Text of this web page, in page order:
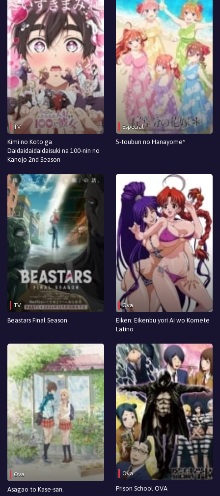
TV
Kimi no Koto ga
Daidaidaidaidaisuki na 100-nin no
Kanojo 2nd Season
Especial
5-toubun no Hanayome*
TV
Beastars Final Season
Ova
Eiken: Eikenbu yori Ai wo Komete
Latino
Ova
Asagao to Kase-san.
Ova
Prison School OVA